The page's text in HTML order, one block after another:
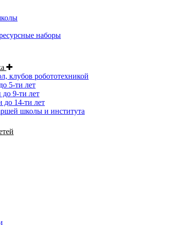
наборы
клубов робототехникой
5-ти лет
9-ти лет
до 14-ти лет
школы и института